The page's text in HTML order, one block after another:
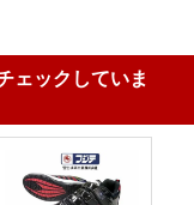
ェックしていま